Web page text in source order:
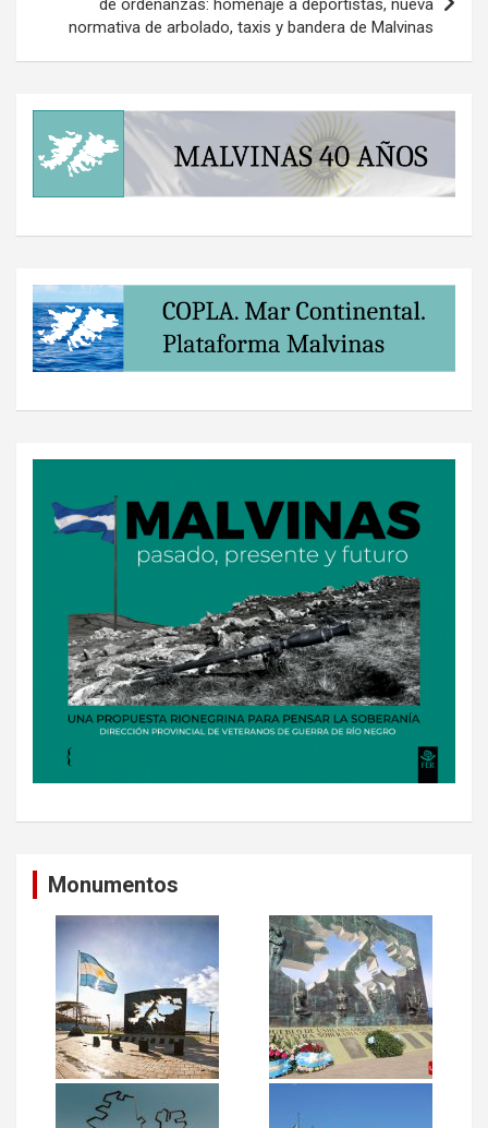
de ordenanzas: homenaje a deportistas, nueva
normativa de arbolado, taxis y bandera de Malvinas
Monumentos